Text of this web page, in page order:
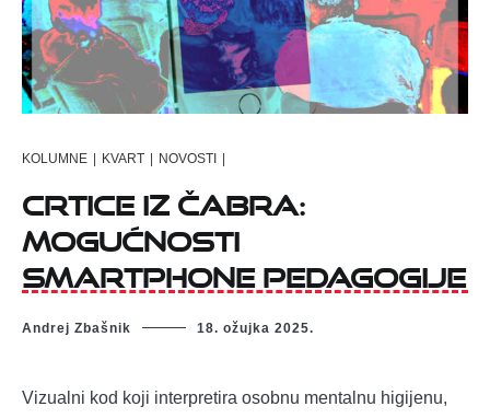
KOLUMNE | KVART | NOVOSTI |
Crtice iz Čabra:
Mogućnosti
smartphone pedagogije
Andrej Zbašnik 18. ožujka 2025.
Vizualni kod koji interpretira osobnu mentalnu higijenu,